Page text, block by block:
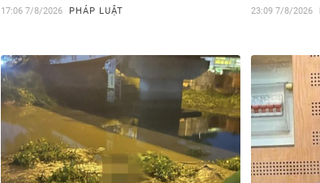
17:06 7/8/2026 PHÁP LUẬT 23:09 7/8/2026